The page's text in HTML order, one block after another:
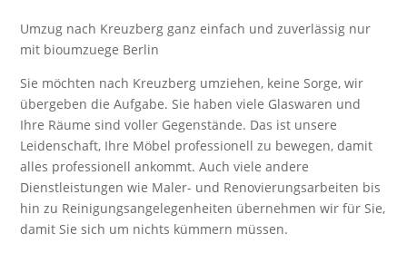
Umzug nach Kreuzberg ganz einfach und zuverlässig nur
mit bioumzuege Berlin
Sie möchten nach Kreuzberg umziehen, keine Sorge, wir
übergeben die Aufgabe. Sie haben viele Glaswaren und
Ihre Räume sind voller Gegenstände. Das ist unsere
Leidenschaft, Ihre Möbel professionell zu bewegen, damit
alles professionell ankommt. Auch viele andere
Dienstleistungen wie Maler- und Renovierungsarbeiten bis
hin zu Reinigungsangelegenheiten übernehmen wir für Sie,
damit Sie sich um nichts kümmern müssen.